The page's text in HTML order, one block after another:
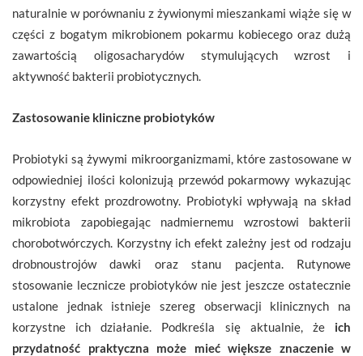
naturalnie w porównaniu z żywionymi mieszankami wiąże się w
części z bogatym mikrobionem pokarmu kobiecego oraz dużą
zawartością oligosacharydów stymulujących wzrost i
aktywność bakterii probiotycznych.
Zastosowanie kliniczne probiotyków
Probiotyki są żywymi mikroorganizmami, które zastosowane w
odpowiedniej ilości kolonizują przewód pokarmowy wykazując
korzystny efekt prozdrowotny. Probiotyki wpływają na skład
mikrobiota zapobiegając nadmiernemu wzrostowi bakterii
chorobotwórczych. Korzystny ich efekt zależny jest od rodzaju
drobnoustrojów dawki oraz stanu pacjenta. Rutynowe
stosowanie lecznicze probiotyków nie jest jeszcze ostatecznie
ustalone jednak istnieje szereg obserwacji klinicznych na
korzystne ich działanie. Podkreśla się aktualnie, że ich
przydatność praktyczna może mieć większe znaczenie w